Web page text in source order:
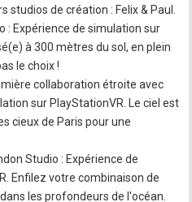
studios de création : Felix & Paul.
: Expérience de simulation sur
à 300 mètres du sol, en plein
le choix !
collaboration étroite avec
sur PlayStationVR. Le ciel est
cieux de Paris pour une
Studio : Expérience de
Enfilez votre combinaison de
les profondeurs de l'océan.